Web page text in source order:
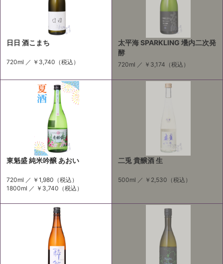
日日 酒こまち
720ml ／ ￥3,740 （税込）
太平海 SPARKLING 壜内二次発
酵
720ml ／ ￥3,174 （税込）
東魁盛 純米吟醸 あおい
720ml ／ ￥1,980 （税込）
1800ml ／ ￥3,740 （税込）
二兎 貴醸酒 生
500ml ／ ￥2,530 （税込）